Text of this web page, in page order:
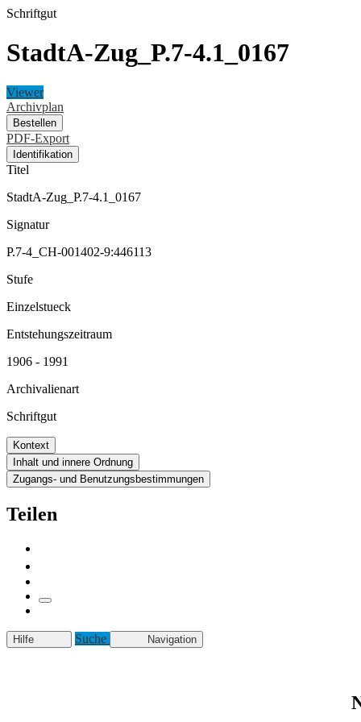
Schriftgut
StadtA-Zug_P.7-4.1_0167
Viewer
Archivplan
Bestellen
PDF-Export
Identifikation
Titel
StadtA-Zug_P.7-4.1_0167
Signatur
P.7-4_CH-001402-9:446113
Stufe
Einzelstueck
Entstehungszeitraum
1906 - 1991
Archivalienart
Schriftgut
Kontext
Inhalt und innere Ordnung
Zugangs- und Benutzungsbestimmungen
Teilen
Hilfe Suche Navigation